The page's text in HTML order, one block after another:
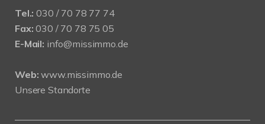
Tel.: 030 / 70 78 77 74
Fax: 030 / 70 78 75 05
E-Mail: info@missimmo.de
Web: www.missimmo.de
Unsere Standorte